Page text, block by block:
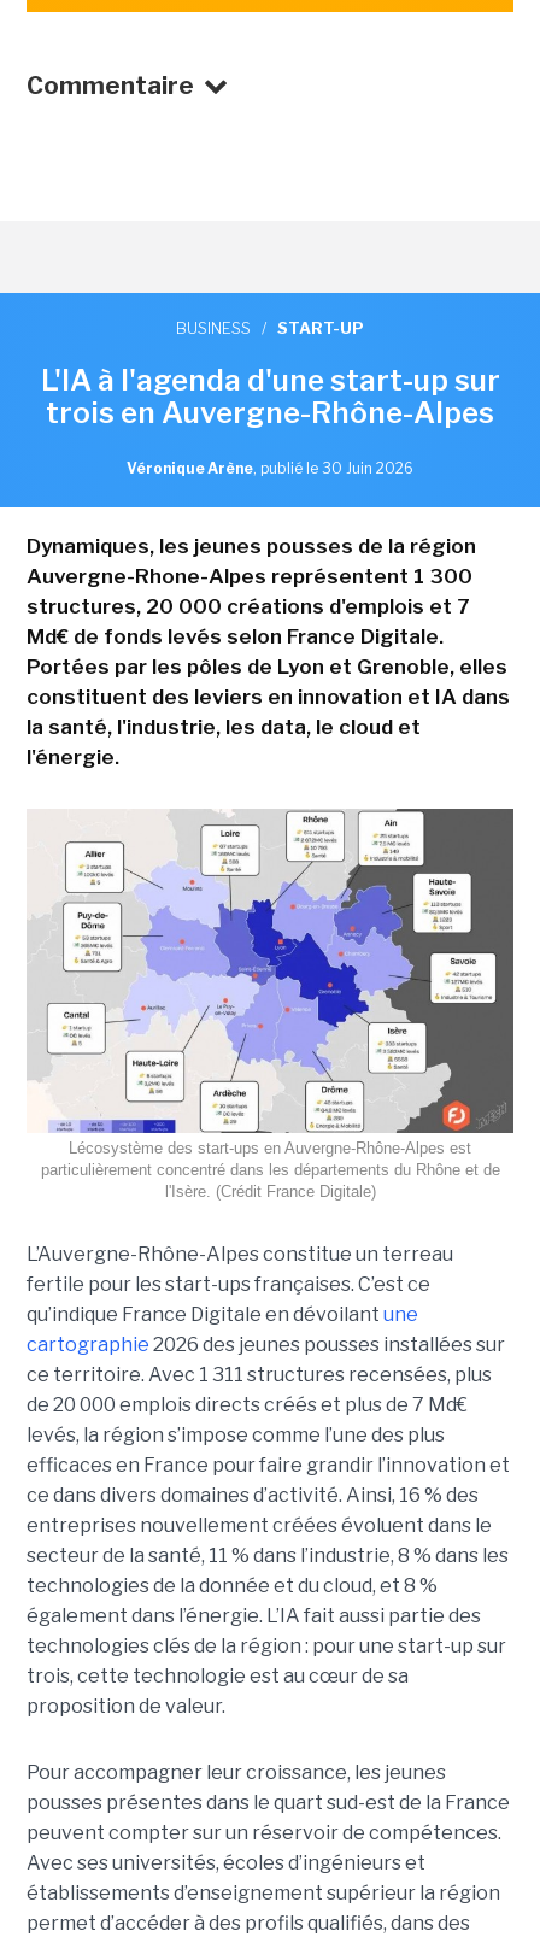
Commentaire
BUSINESS / START-UP
L'IA à l'agenda d'une start-up sur
trois en Auvergne-Rhône-Alpes
Véronique Arène, publié le 30 Juin 2026
Dynamiques, les jeunes pousses de la région
Auvergne-Rhone-Alpes représentent 1 300
structures, 20 000 créations d'emplois et 7
Md€ de fonds levés selon France Digitale.
Portées par les pôles de Lyon et Grenoble, elles
constituent des leviers en innovation et IA dans
la santé, l'industrie, les data, le cloud et
l'énergie.
Lécosystème des start-ups en Auvergne-Rhône-Alpes est
particulièrement concentré dans les départements du Rhône et de
l'Isère. (Crédit France Digitale)
L’Auvergne-Rhône-Alpes constitue un terreau
fertile pour les start-ups françaises. C’est ce
qu’indique France Digitale en dévoilant une
cartographie 2026 des jeunes pousses installées sur
ce territoire. Avec 1 311 structures recensées, plus
de 20 000 emplois directs créés et plus de 7 Md€
levés, la région s’impose comme l’une des plus
efficaces en France pour faire grandir l’innovation et
ce dans divers domaines d’activité. Ainsi, 16 % des
entreprises nouvellement créées évoluent dans le
secteur de la santé, 11 % dans l’industrie, 8 % dans les
technologies de la donnée et du cloud, et 8 %
également dans l’énergie. L’IA fait aussi partie des
technologies clés de la région : pour une start-up sur
trois, cette technologie est au cœur de sa
proposition de valeur.
Pour accompagner leur croissance, les jeunes
pousses présentes dans le quart sud-est de la France
peuvent compter sur un réservoir de compétences.
Avec ses universités, écoles d’ingénieurs et
établissements d’enseignement supérieur la région
permet d’accéder à des profils qualifiés, dans des